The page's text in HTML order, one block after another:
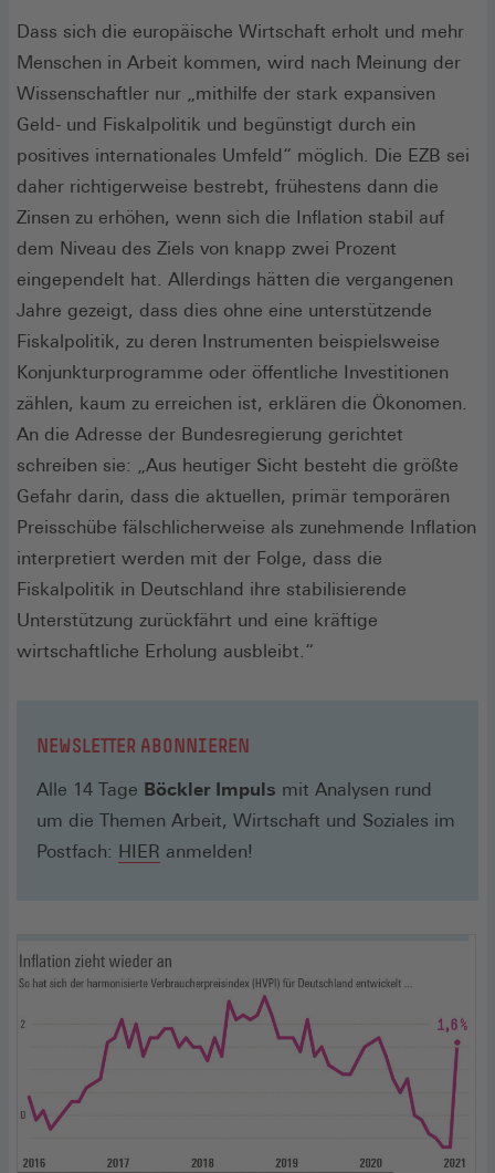
Dass sich die europäische Wirtschaft erholt und mehr
Menschen in Arbeit kommen, wird nach Meinung der
Wissenschaftler nur „mithilfe der stark expansiven
Geld- und Fiskalpolitik und begünstigt durch ein
positives internationales Umfeld“ möglich. Die EZB sei
daher richtigerweise bestrebt, frühestens dann die
Zinsen zu erhöhen, wenn sich die Inflation stabil auf
dem Niveau des Ziels von knapp zwei Prozent
eingependelt hat. Allerdings hätten die vergangenen
Jahre gezeigt, dass dies ohne eine unterstützende
Fiskalpolitik, zu deren Instrumenten beispielsweise
Konjunkturprogramme oder öffentliche Investitionen
zählen, kaum zu erreichen ist, erklären die Ökonomen.
An die Adresse der Bundesregierung gerichtet
schreiben sie: „Aus heutiger Sicht besteht die größte
Gefahr darin, dass die aktuellen, primär temporären
Preisschübe fälschlicherweise als zunehmende Inflation
interpretiert werden mit der Folge, dass die
Fiskalpolitik in Deutschland ihre stabilisierende
Unterstützung zurückfährt und eine kräftige
wirtschaftliche Erholung ausbleibt.“
NEWSLETTER ABONNIEREN
Alle 14 Tage Böckler Impuls mit Analysen rund
um die Themen Arbeit, Wirtschaft und Soziales im
Postfach: HIER (Öffnet
Fenster)
anmelden!